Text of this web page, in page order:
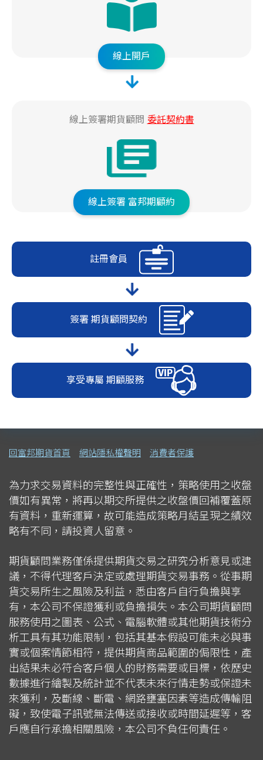
線上開戶
線上簽署期貨顧問 委託契約書
線上簽署 富邦期顧約
註冊會員
簽署 期貨顧問契約
享受專屬 期顧服務
回富邦期貨首頁 網站隱私權聲明 消費者保護
為力求交易資料的完整性與正確性，策略使用之收盤
價如有異常，將再以期交所提供之收盤價回補覆蓋原
有資料，重新運算，故可能造成策略月結呈現之績效
略有不同，請投資人留意。
期貨顧問業務僅係提供期貨交易之研究分析意見或建
議，不得代理客戶決定或處理期貨交易事務。從事期
貨交易所生之風險及利益，悉由客戶自行負擔與享
有，本公司不保證獲利或負擔損失。本公司期貨顧問
服務使用之圖表、公式、電腦軟體或其他期貨技術分
析工具有其功能限制，包括其基本假設可能未必與事
實或個案情節相符，提供期貨商品範圍的侷限性，產
出結果未必符合客戶個人的財務需要或目標，依歷史
數據進行繪製及統計並不代表未來行情走勢或保證未
來獲利，及斷線、斷電、網路壅塞因素等造成傳輸阻
礙，致使電子訊號無法傳送或接收或時間延遲等，客
戶應自行承擔相關風險，本公司不負任何責任。